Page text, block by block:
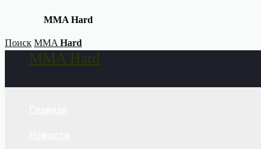
MMA Hard
Skip
Поиск MMA Hard
MMA Hard